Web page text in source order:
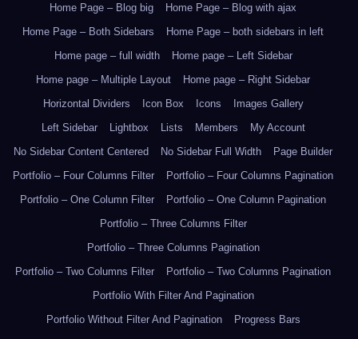
Home Page – Blog big
Home Page – Blog with ajax
Home Page – Both Sidebars
Home Page – both sidebars in left
Home page – full width
Home page – Left Sidebar
Home page – Multiple Layout
Home page – Right Sidebar
Horizontal Dividers
Icon Box Icons
Images Gallery
Left Sidebar
Lightbox Lists Members
My Account
No Sidebar Content Centered
No Sidebar Full Width
Page Builder
Portfolio – Four Columns Filter
Portfolio – Four Columns Pagination
Portfolio – One Column Filter
Portfolio – One Column Pagination
Portfolio – Three Columns Filter
Portfolio – Three Columns Pagination
Portfolio – Two Columns Filter
Portfolio – Two Columns Pagination
Portfolio With Filter And Pagination
Portfolio Without Filter And Pagination
Progress Bars